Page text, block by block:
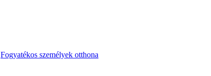
Fogyatékos személyek otthona